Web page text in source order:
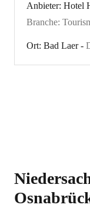
Anbieter: Hotel
Branche:
Ort: Bad Laer -